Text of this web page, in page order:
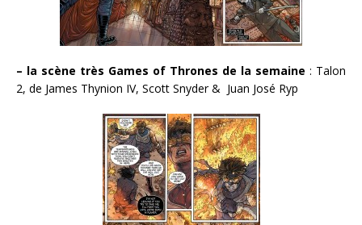
– la scène très Games of Thrones de la semaine : Talon
2, de James Thynion IV, Scott Snyder & Juan José Ryp